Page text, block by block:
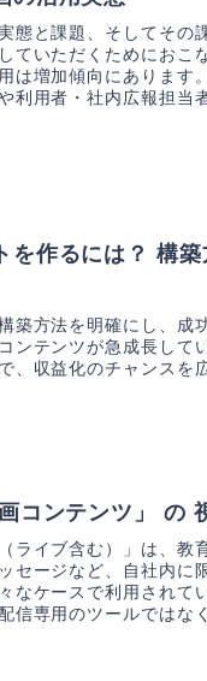
態と課題、そしてその
ていただくためにおこ
は増加傾向にあります
利用者・社内広報担当
を作るには？ 構
築方法を明確にし、成
ンテンツが急成長して
、収益化のチャンスを
コンテンツ」 の
ライブ含む）」は、教
セージなど、自社内に
なケースで利用されて
信専用のツールではな